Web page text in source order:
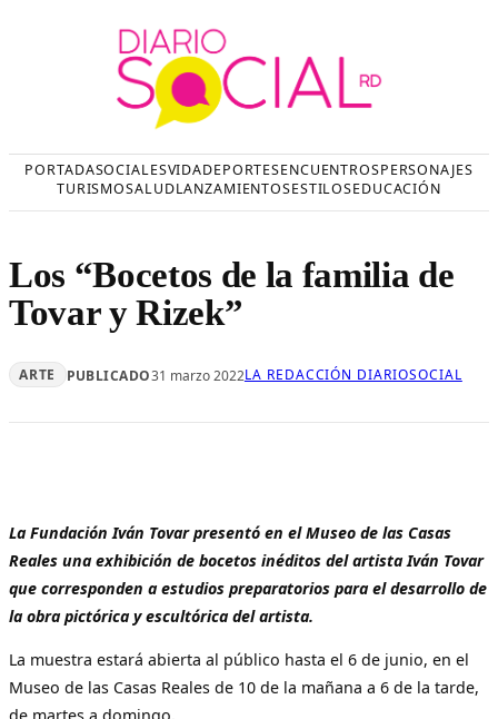
PORTADASOCIALESVIDADEPORTESENCUENTROSPERSONAJES
TURISMOSALUDLANZAMIENTOSESTILOSEDUCACIÓN
Los “Bocetos de la familia de
Tovar y Rizek”
ARTE PUBLICADO31 marzo 2022LA REDACCIÓN DIARIOSOCIAL
La Fundación Iván Tovar presentó en el Museo de las Casas
Reales una exhibición de bocetos inéditos del artista Iván Tovar
que corresponden a estudios preparatorios para el desarrollo de
la obra pictórica y escultórica del artista.
La muestra estará abierta al público hasta el 6 de junio, en el
Museo de las Casas Reales de 10 de la mañana a 6 de la tarde,